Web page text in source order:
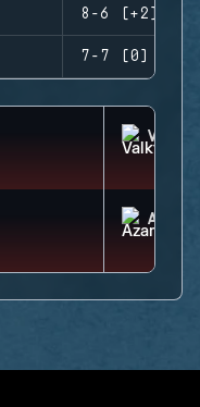
8-6 (+2)
7-7 (0)
AZAMI